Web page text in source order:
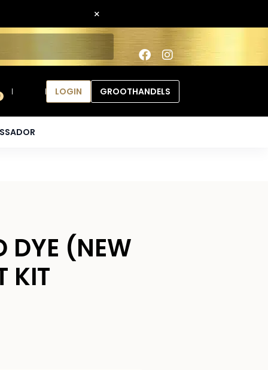
×
LOGIN GROOTHANDELS
DYE (NEW
KIT